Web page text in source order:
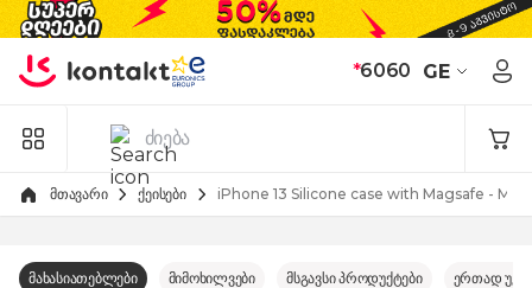
Skip to Content
*6060 GE
მთავარი ქეისები iPhone 13 Silicone case with Magsafe -
მახასიათებლები მიმოხილვები მსგავსი პროდუქტები ერთად